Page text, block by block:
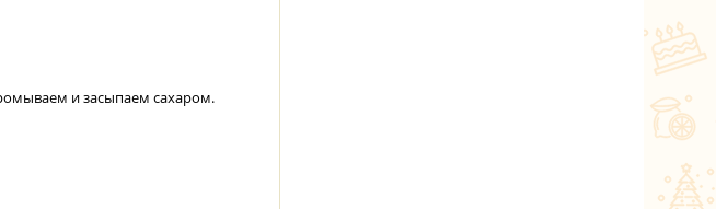
и засыпаем сахаром.